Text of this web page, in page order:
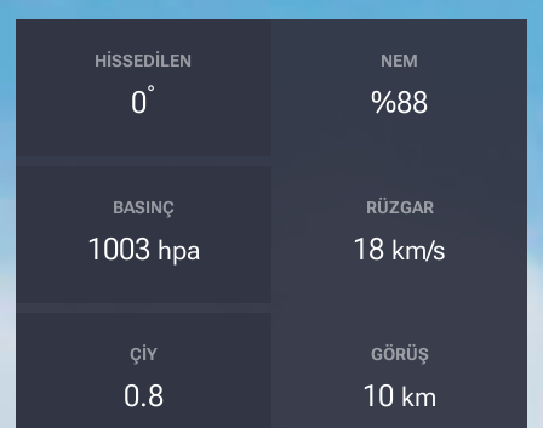
HISSEDILEN
0°
NEM
%88
BASINÇ
1003 hpa
RÜZGAR
18 km/s
ÇIY
0.8
GÖRÜŞ
10 km